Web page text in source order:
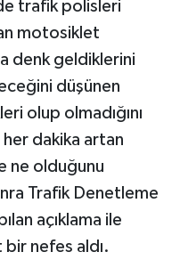
trafik polisleri
motosiklet
denk geldiklerini
düşünen
olup olmadığını
dakika artan
ne olduğunu
Trafik Denetleme
açıklama ile
bir nefes aldı.